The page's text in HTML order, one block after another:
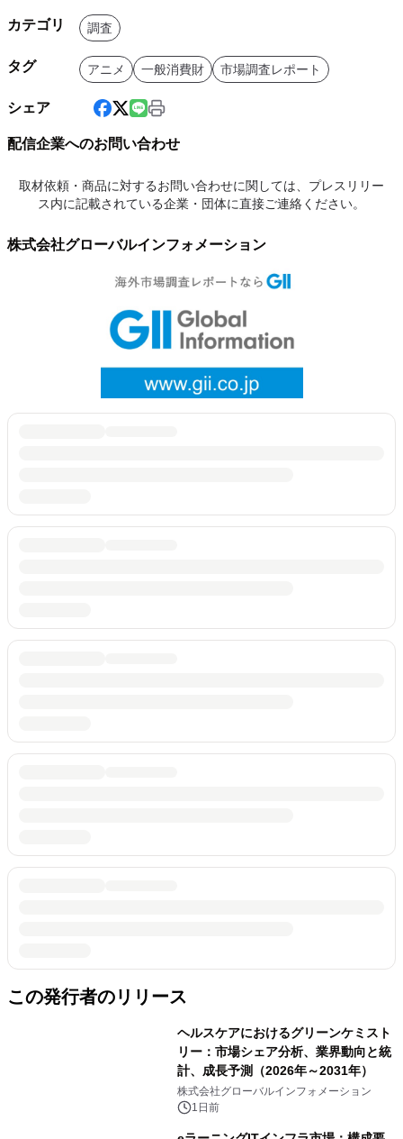
カテゴリ 調査
タグ アニメ 一般消費財 市場調査レポート
シェア
配信企業へのお問い合わせ
取材依頼・商品に対するお問い合わせに関しては、プレスリリー
ス内に記載されている企業・団体に直接ご連絡ください。
株式会社グローバルインフォメーション
この発行者のリリース
ヘルスケアにおけるグリーンケミスト
リー：市場シェア分析、業界動向と統
計、成長予測（2026年～2031年）
株式会社グローバルインフォメーション
1日前